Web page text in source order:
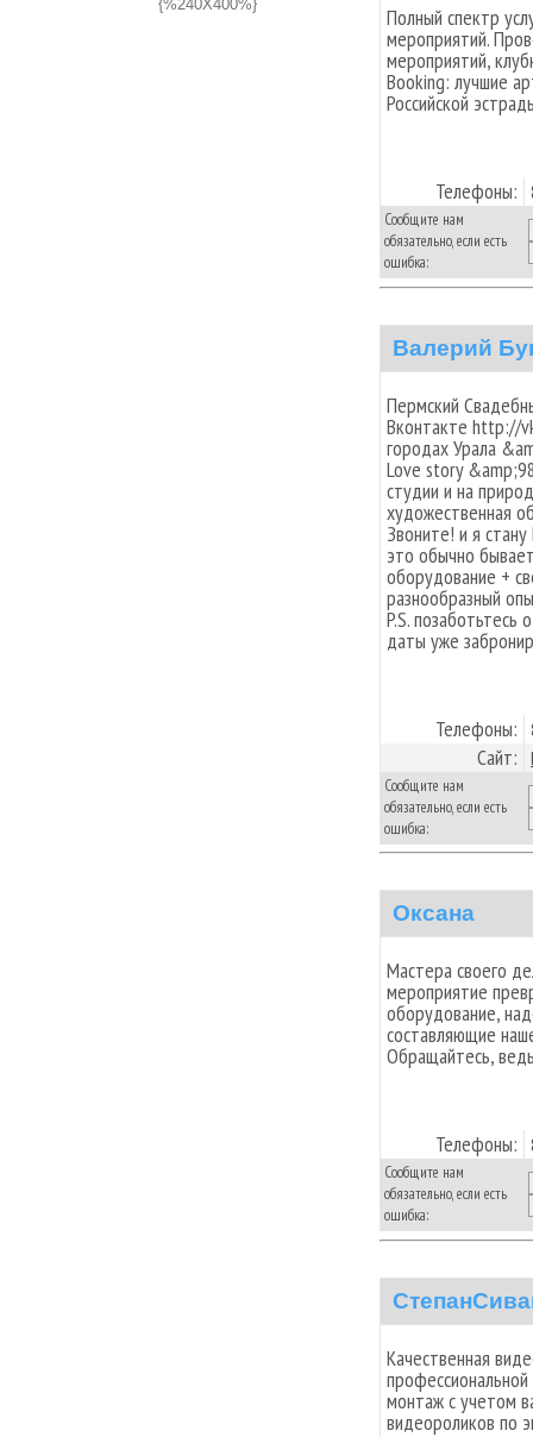
{%240X400%} Полный спектр
мероприятий.
мероприятий,
Вooking: лучшие
Российской
Телефоны:
Сообщите нам
обязательно, если есть
ошибка:
Валерий
Пермский
Вконтакте http://
городах Урала
Love story
студии и на
художественная
Звоните! и я
это обычно
оборудование +
разнообразный
P.S.
даты уже
Телефоны:
Сайт:
Сообщите нам
обязательно, если есть
ошибка:
Оксана
Мастера своего
мероприятие
оборудование,
составляющие
Обращайтесь,
Телефоны:
Сообщите нам
обязательно, если есть
ошибка:
Качественная
монтаж с учетом
видеороликов по